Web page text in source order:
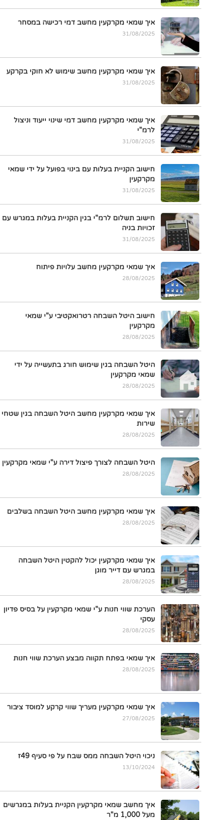
איך שמאי מקרקעין מחשב דמי רכישה במסחר
31/08/2025
איך שמאי מקרקעין מחשב שימוש לא חוקי בקרקע
31/08/2025
איך שמאי מקרקעין מחשב דמי שינוי ייעוד וניצול
לרמ"י
31/08/2025
חישוב הקניית בעלות עם בינוי בפועל על ידי שמאי
מקרקעין
31/08/2025
חישוב תשלום לרמ"י בגין הקניית בעלות במגרש עם
זכויות בניה
31/08/2025
איך שמאי מקרקעין מחשב עלויות פיתוח
28/08/2025
חישוב היטל השבחה רטרואקטיבי ע"י שמאי
מקרקעין
28/08/2025
היטל השבחה בגין שימוש חורג בתעשייה על ידי
שמאי מקרקעין
28/08/2025
איך שמאי מקרקעין מחשב היטל השבחה בגין שטחי
שירות
28/08/2025
היטל השבחה לצורך פיצול דירה ע"י שמאי מקרקעין
28/08/2025
איך שמאי מקרקעין מחשב היטל השבחה בשלבים
28/08/2025
איך שמאי מקרקעין יכול להקטין היטל השבחה
במגרש עם דייר מוגן
28/08/2025
הערכת שווי חנות ע"י שמאי מקרקעין על בסיס פדיון
עסקי
28/08/2025
איך שמאי בפתח תקווה מבצע הערכת שווי חנות
28/08/2025
איך שמאי מקרקעין מעריך שווי קרקע למוסד ציבור
27/08/2025
ניכוי היטל השבחה ממס שבח על פי סעיף 49ז
13/10/2024
איך מחשב שמאי מקרקעין הקניית בעלות במגרשים
מעל 1,000 מ"ר